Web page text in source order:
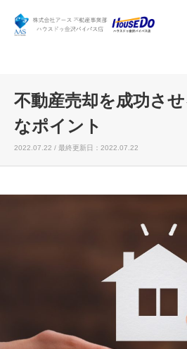
不動産売却を成功さ
なポイント
2022.07.22 / 最終更新日：2022.07.22